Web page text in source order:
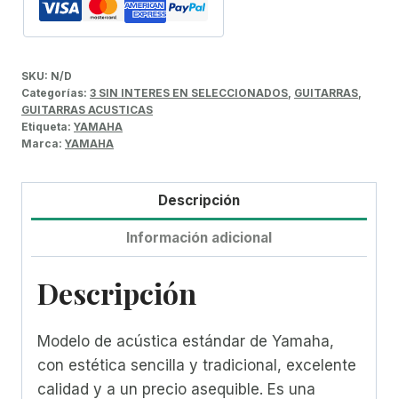
SKU: N/D
Categorías: 3 SIN INTERES EN SELECCIONADOS GUITARRAS
GUITARRAS ACUSTICAS
Etiqueta: YAMAHA
Marca: YAMAHA
Descripción
Información adicional
Descripción
Modelo de acústica estándar de Yamaha,
con estética sencilla y tradicional, excelente
calidad y a un precio asequible. Es una